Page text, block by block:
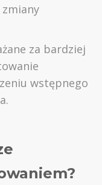
za bardziej
wstępnego